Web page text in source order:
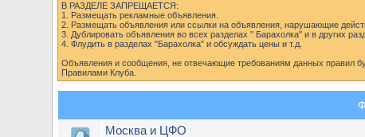
В РАЗДЕЛЕ ЗАПРЕЩАЕТСЯ:
1. Размещать рекламные объявления.
2. Размещать объявления или ссылки на объявления, нарушающие
3. Дублировать объявления во всех разделах " Барахолка" и в других
4. Флудить в разделах "Барахолка" и обсуждать цены и т.д.
Объявления и сообщения, не отвечающие требованиям данных правил
Правилами Клуба.
Москва и ЦФО